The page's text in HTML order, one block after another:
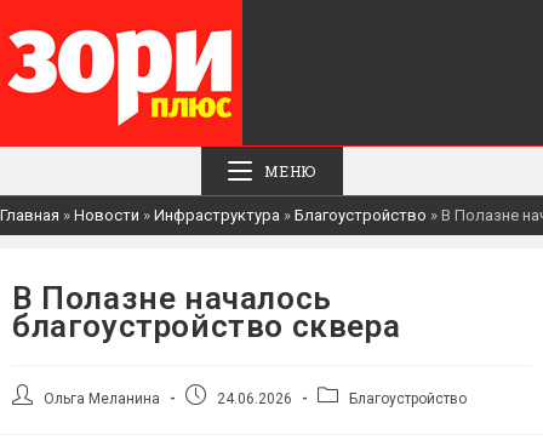
МЕНЮ
Главная » Новости » Инфраструктура » Благоустройство » В Полазне
В Полазне началось
благоустройство сквера
АвторОльга Меланина
Запись24.06.2026
РубрикаБлагоустройство